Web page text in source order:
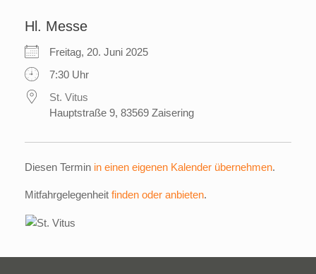
Hl. Messe
Freitag, 20. Juni 2025
7:30 Uhr
St. Vitus
Hauptstraße 9, 83569 Zaisering
Diesen Termin in einen eigenen Kalender übernehmen.
Mitfahrgelegenheit finden oder anbieten.